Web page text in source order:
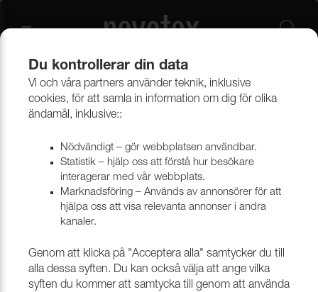
Övrigt Lim & Möbelvård Lim
kontaktlim
Du kontrollerar din data
Vi och våra partners använder teknik, inklusive
cookies, för att samla in information om dig för olika
ändamål, inklusive::
Nödvändigt – gör webbplatsen användbar.
Statistik – hjälp oss att förstå hur besökare
interagerar med vår webbplats.
Marknadsföring – Används av annonsörer för att
hjälpa oss att visa relevanta annonser i andra
kanaler.
Genom att klicka på "Acceptera alla" samtycker du till
alla dessa syften. Du kan också välja att ange vilka
syften du kommer att samtycka till genom att använda